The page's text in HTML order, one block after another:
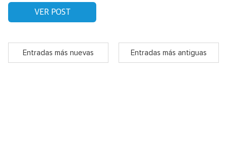
VER POST
Entradas más nuevas Entradas más antiguas